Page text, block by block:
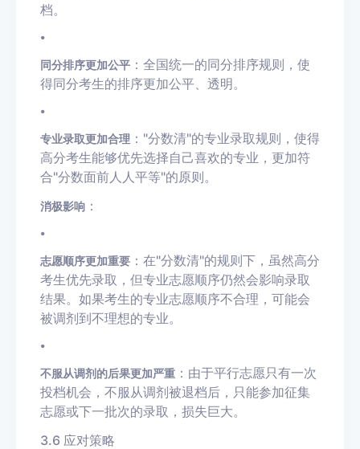
档。
•
同分排序更加公平 ：全国统一的同分排序规则，使
得同分考生的排序更加公平、透明。
•
专业录取更加合理 ："分数清"的专业录取规则，使得
高分考生能够优先选择自己喜欢的专业，更加符
合"分数面前人人平等"的原则。
消极影响 ：
•
志愿顺序更加重要 ：在"分数清"的规则下，虽然高分
考生优先录取，但专业志愿顺序仍然会影响录取
结果。如果考生的专业志愿顺序不合理，可能会
被调剂到不理想的专业。
•
不服从调剂的后果更加严重 ：由于平行志愿只有一次
投档机会，不服从调剂被退档后，只能参加征集
志愿或下一批次的录取，损失巨大。
3.6 应对策略